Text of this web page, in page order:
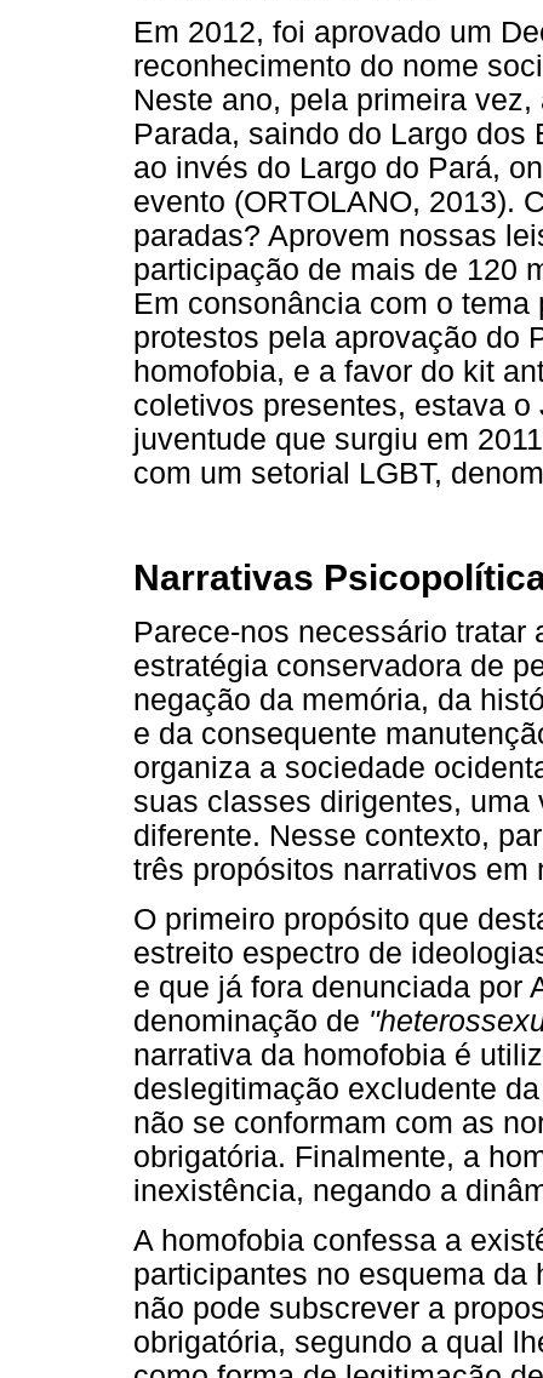
Em 2012, foi aprovado um
reconhecimento do nome
Neste ano, pela primeira
Parada, saindo do Largo
ao invés do Largo do Pará,
evento (ORTOLANO, 2013).
paradas? Aprovem nossas
participação de mais de 120
Em consonância com o
protestos pela aprovação do
homofobia, e a favor do kit
coletivos presentes, estava
juventude que surgiu em
com um setorial LGBT,
Narrativas
Parece-nos necessário tratar
estratégia conservadora de
negação da memória, da
e da consequente
organiza a sociedade
suas classes dirigentes,
diferente. Nesse contexto,
três propósitos narrativos em
O primeiro propósito que
estreito espectro de
e que já fora denunciada por
denominação de
narrativa da homofobia é
deslegitimação excludente
não se conformam com as
obrigatória. Finalmente, a
inexistência, negando a
A homofobia confessa a
participantes no esquema
não pode subscrever a
obrigatória, segundo a qual